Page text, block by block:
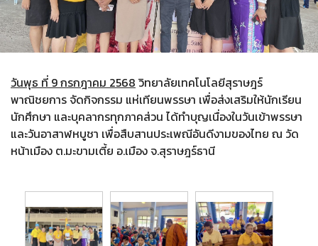
วันพุธ ที่ 9 กรกฎาคม 2568 วิทยาลัยเทคโนโลยีสุราษฎร์
พาณิชยการ จัดกิจกรรม แห่เทียนพรรษา เพื่อส่งเสริมให้นักเรียน
นักศึกษา และบุคลากรทุกภาคส่วน ได้ทำบุญเนื่องในวันเข้าพรรษา
และวันอาสาฬหบูชา เพื่อสืบสานประเพณีอันดีงามของไทย ณ วัด
หน้าเมือง ต.มะขามเตี้ย อ.เมือง จ.สุราษฎร์ธานี